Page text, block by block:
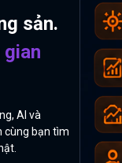
sản.
gian
AI và
cùng bạn tìm